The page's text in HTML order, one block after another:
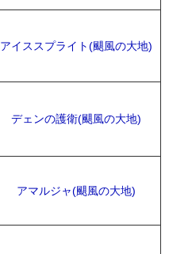
アイススプライト(颶風の大地)
デェンの護衛(颶風の大地)
アマルジャ(颶風の大地)